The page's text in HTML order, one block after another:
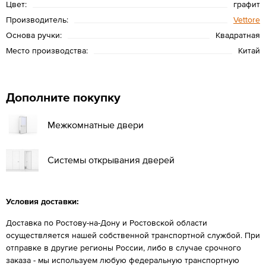
Цвет:
графит
Производитель:
Vettore
Основа ручки:
Квадратная
Место производства:
Китай
Дополните покупку
Межкомнатные двери
Системы открывания дверей
Условия доставки:
Доставка по Ростову-на-Дону и Ростовской области
осуществляется нашей собственной транспортной службой. При
отправке в другие регионы России, либо в случае срочного
заказа - мы используем любую федеральную транспортную